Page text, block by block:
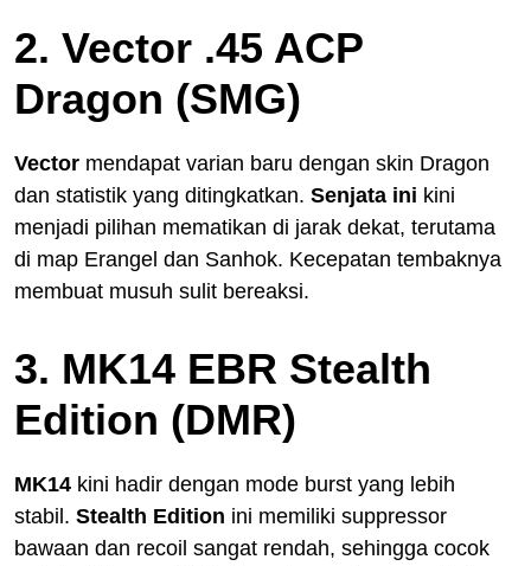
2. Vector .45 ACP
Dragon (SMG)
Vector mendapat varian baru dengan skin Dragon
dan statistik yang ditingkatkan. Senjata ini kini
menjadi pilihan mematikan di jarak dekat, terutama
di map Erangel dan Sanhok. Kecepatan tembaknya
membuat musuh sulit bereaksi.
3. MK14 EBR Stealth
Edition (DMR)
MK14 kini hadir dengan mode burst yang lebih
stabil. Stealth Edition ini memiliki suppressor
bawaan dan recoil sangat rendah, sehingga cocok